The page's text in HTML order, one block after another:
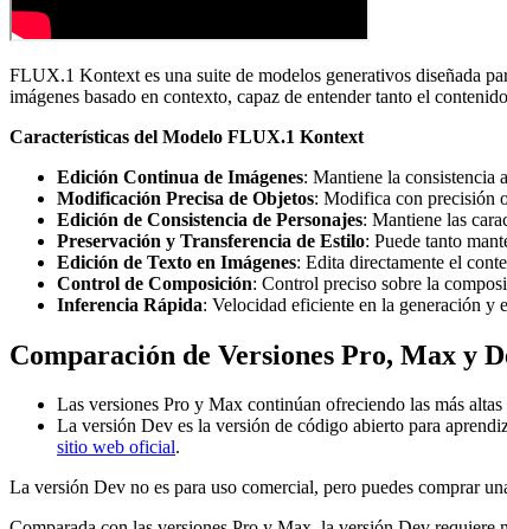
FLUX.1 Kontext es una suite de modelos generativos diseñada
imágenes basado en contexto, capaz de entender tanto el
Características del Modelo FLUX.1 Kontext
Edición Continua de Imágenes: Mantiene la consistencia
Modificación Precisa de Objetos: Modifica con precisión
Edición de Consistencia de Personajes: Mantiene las
Preservación y Transferencia de Estilo: Puede tanto
Edición de Texto en Imágenes: Edita directamente el
Control de Composición: Control preciso sobre la
Inferencia Rápida: Velocidad eficiente en la generación y
Comparación de Versiones Pro, Max y
Las versiones Pro y Max continúan ofreciendo las más
La versión Dev es la versión de código abierto para
sitio web oficial.
La versión Dev no es para uso comercial, pero puedes comprar